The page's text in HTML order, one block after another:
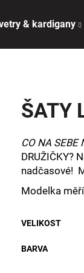
& kardigany
ŠATY
CO NA SEBE
DRUŽIČKY?
nadčasové!
Modelka
VELIKOST
BARVA
HLEDAT